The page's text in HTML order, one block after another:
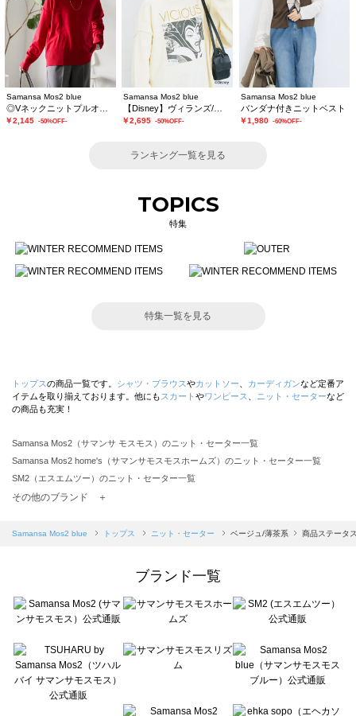
Samansa Mos2 blue
￥2,145 -50%OFF-
Samansa Mos2 blue
￥2,695 -50%OFF-
Samansa Mos2 blue
バンダナ付きニットベスト
￥1,980 -60%OFF-
ランキング一覧を見る
TOPICS
特集
特集一覧を見る
トップスの商品一覧です。 シャツ・ブラウスやカットソー カーディガンなど定番ア
イテムを取り揃えております。他にも スカート やワンピース ニット・セーターなど
の商品も充実！
Samansa Mos2（サマンサ モスモス）のニット・セーター一覧
Samansa Mos2 home's（サマンサモスモスホームズ）のニット・セーター一覧
SM2（エスエムツー）のニット・セーター一覧
Samansa Mos2 blue（サマンサモスモス ブルー）のニット・セーター一覧
sō4ū（ソウフォーユー）のニット・セーター一覧
Te chichi（テチチ）のニット・セーター一覧
Te chichi CLASSIC（テチチ クラシック）のニット・セーター一覧
Lugnoncure（ルノンキュール）のニット・セーター一覧
BETTY'S BLUE（べティーズブルー）のニット・セーター一覧
Wpc.（ワールドパーティー）のニット・セーター一覧
その他のブランド ＋
Samansa Mos2 blue トップス ニット・セーター ベージュ/薄茶系 商品ステータ
ブランド一覧